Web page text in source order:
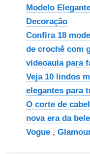
Modelo
Decoração
Confira 18
de crochê com
videoaula para
Veja 10 lindos
elegantes para
O corte de
nova era da
Vogue ,